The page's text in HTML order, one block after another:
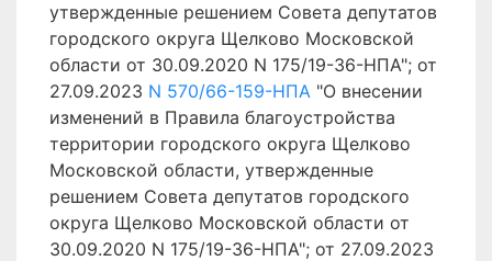
утвержденные решением Совета депутатов
городского округа Щелково Московской
области от 30.09.2020 N 175/19-36-НПА"; от
27.09.2023 N 570/66-159-НПА "О внесении
изменений в Правила благоустройства
территории городского округа Щелково
Московской области, утвержденные
решением Совета депутатов городского
округа Щелково Московской области от
30.09.2020 N 175/19-36-НПА"; от 27.09.2023